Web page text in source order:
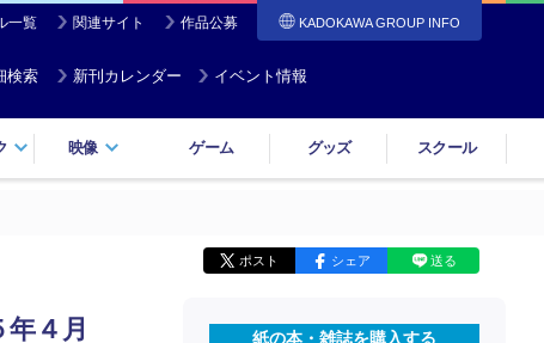
一覧 関連サイト 作品公募 KADOKAWA GROUP INFO
検索 新刊カレンダー イベント情報
映像 ゲーム グッズ スクール
ポスト シェア 送る
４月
紙の本・雑誌を購入する